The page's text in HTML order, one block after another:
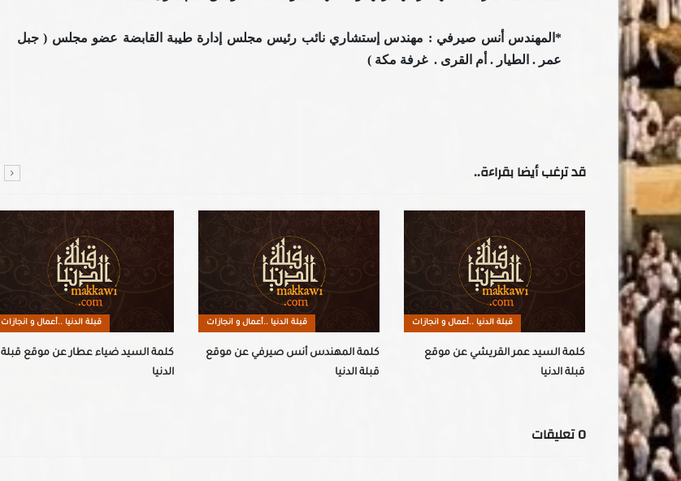
*المهندس أنس صيرفي : مهندس إستشاري نائب رئيس مجلس إدارة طيبة القابضة عضو مجلس ( جبل
عمر . الطيار . أم القرى . غرفة مكة )
قد ترغب أيضا بقراءة..
قبلة الدنيا ..أعمال و انجازات
كلمة السيد ضياء عطار عن موقع قبلة
الدنيا
قبلة الدنيا ..أعمال و انجازات
كلمة المهندس أنس صيرفي عن موقع
قبلة الدنيا
قبلة الدنيا ..أعمال و انجازات
كلمة السيد عمر القريشي عن موقع
قبلة الدنيا
..أعمال و انجازات
قدس عن
0تعليقات